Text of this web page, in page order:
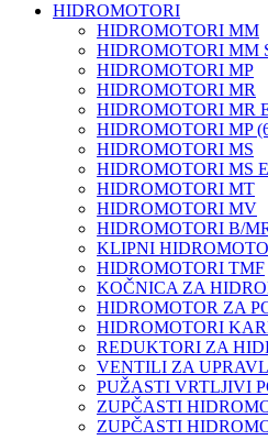
HIDROMOTORI
HIDROMOTORI MM
HIDROMOTORI MM
HIDROMOTORI MP
HIDROMOTORI MR
HIDROMOTORI MR
HIDROMOTORI MP
HIDROMOTORI MS
HIDROMOTORI MS
HIDROMOTORI MT
HIDROMOTORI MV
HIDROMOTORI B/
KLIPNI
HIDROMOTORI TMF
KOČNICA ZA
HIDROMOTOR ZA
HIDROMOTORI
REDUKTORI ZA
VENTILI ZA
PUŽASTI VRTLJIVI
ZUPČASTI
ZUPČASTI